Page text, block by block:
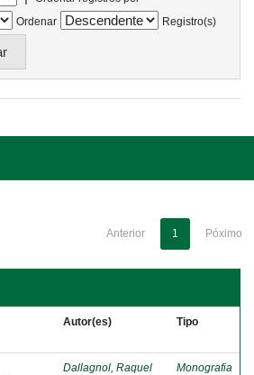
Ordenar
Registro(s)
Anterior 1 Póximo
Autor(es) Tipo
Dallagnol, Raquel Monografia